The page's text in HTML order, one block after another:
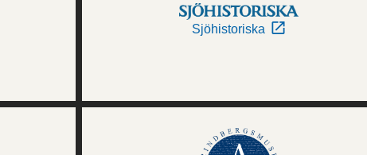
Sjöhistoriska